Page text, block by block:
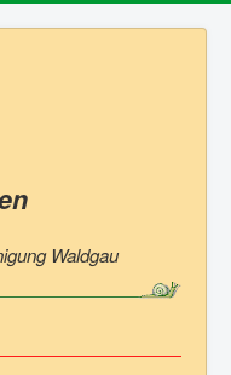
Waldgau